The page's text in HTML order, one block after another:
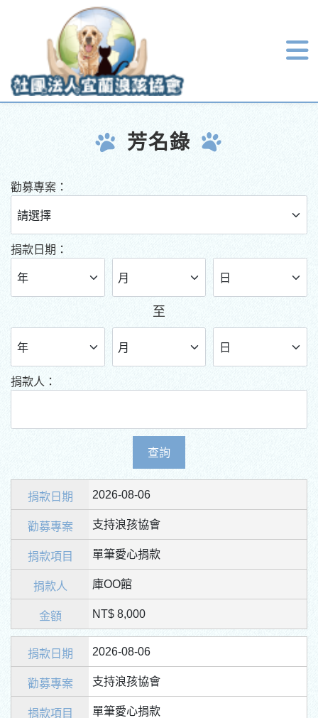
首頁 芳名錄
芳名錄
勸募專案：
捐款日期：
至
捐款人：
查詢
2026-08-06
支持浪孩協會
單筆愛心捐款
庫OO館
NT$ 8,000
2026-08-06
支持浪孩協會
單筆愛心捐款